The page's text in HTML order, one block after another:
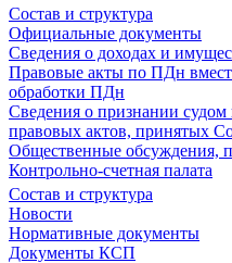
Состав и структура
Официальные документы
Сведения о доходах и
Правовые акты по ПДн
обработки ПДн
Сведения о признании
правовых актов, принятых
Общественные обсуждения,
Контрольно-счетная палата
Состав и структура
Новости
Нормативные документы
Документы КСП